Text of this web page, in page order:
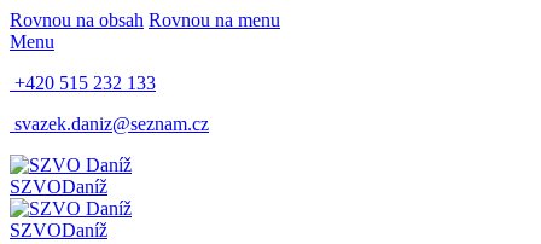
Rovnou na obsah Rovnou na menu
Menu
+420 515 232 133
svazek.daniz@seznam.cz
SZVODaníž
SZVODaníž